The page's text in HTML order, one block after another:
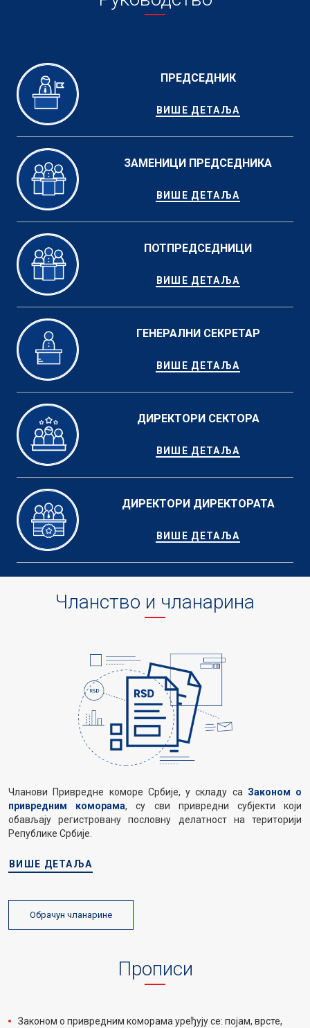
ПРЕДСЕДНИК
ВИШЕ ДЕТАЉА
ЗАМЕНИЦИ ПРЕДСЕДНИКА
ВИШЕ ДЕТАЉА
ПОТПРЕДСЕДНИЦИ
ВИШЕ ДЕТАЉА
ГЕНЕРАЛНИ СЕКРЕТАР
ВИШЕ ДЕТАЉА
ДИРЕКТОРИ СЕКТОРА
ВИШЕ ДЕТАЉА
ДИРЕКТОРИ ДИРЕКТОРАТА
ВИШЕ ДЕТАЉА
Чланство и чланарина
Чланови Привредне коморе Србије, у складу са Законом о
привредним коморама, су сви привредни субјекти који
обављају регистровану пословну делатност на територији
Републике Србије.
ВИШЕ ДЕТАЉА
Обрачун чланарине
Прописи
Законом о привредним коморама уређују се: појам, врсте,